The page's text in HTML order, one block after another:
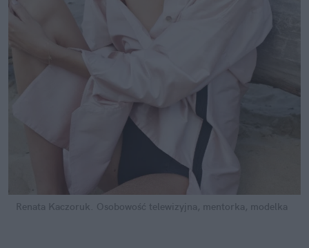
Renata Kaczoruk. Osobowość telewizyjna, mentorka, modelka